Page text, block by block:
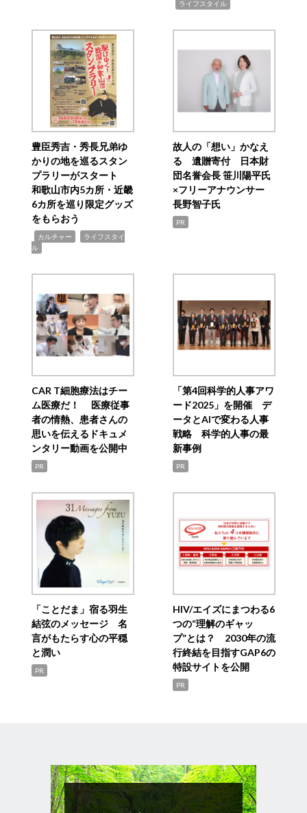
ライフスタイル
豊臣秀吉・秀長兄弟ゆ
かりの地を巡るスタン
プラリーがスタート
和歌山市内5カ所・近畿
6カ所を巡り限定グッズ
をもらおう
カルチャー
ライフスタイ
ル
故人の「想い」かなえ
る 遺贈寄付 日本財
団名誉会長 笹川陽平氏
×フリーアナウンサー
長野智子氏
PR
CAR T細胞療法はチー
ム医療だ！ 医療従事
者の情熱、患者さんの
思いを伝えるドキュメ
ンタリー動画を公開中
PR
「第4回科学的人事アワ
ード2025」を開催 デ
ータとAIで変わる人事
戦略 科学的人事の最
新事例
PR
「ことだま」宿る羽生
結弦のメッセージ 名
言がもたらす心の平穏
と潤い
PR
HIV/エイズにまつわる6
つの“理解のギャッ
プ”とは？ 2030年の流
行終結を目指すGAP6の
特設サイトを公開
PR